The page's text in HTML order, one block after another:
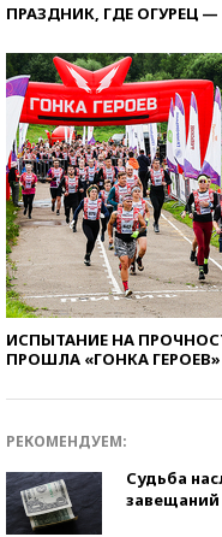
ПРАЗДНИК, ГДЕ ОГУРЕЦ
ИСПЫТАНИЕ НА
ПРОШЛА «ГОНКА ГЕРОЕВ»
РЕКОМЕНДУЕМ:
Судьба
завещаний